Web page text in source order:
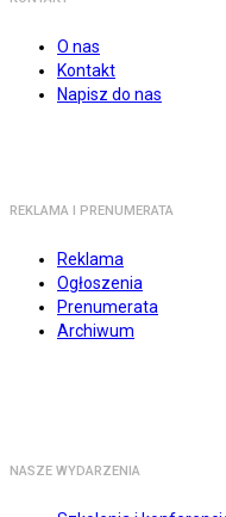
O nas
Kontakt
Napisz do nas
REKLAMA I PRENUMERATA
Reklama
Ogłoszenia
Prenumerata
Archiwum
NASZE WYDARZENIA